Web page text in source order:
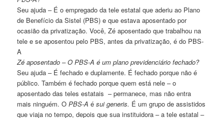
Seu ajuda – É o empregado da tele estatal que aderiu ao Plano
de Benefício da Sistel (PBS) e que estava aposentado por
ocasião da privatização. Você, Zé aposentado que trabalhou na
tele e se aposentou pelo PBS, antes da privatização, é do PBS-
A
Zé aposentado – O PBS-A é um plano previdenciário fechado?
Seu ajuda – É fechado e duplamente. É fechado porque não é
público. Também é fechado porque quem está nele – o
aposentado das teles estatais – permanece, mas não entra
mais ninguém. OPBS-Aésui generis. É um grupo de assistidos
que viaja no tempo, depois que sua instituidora – a tele estatal –